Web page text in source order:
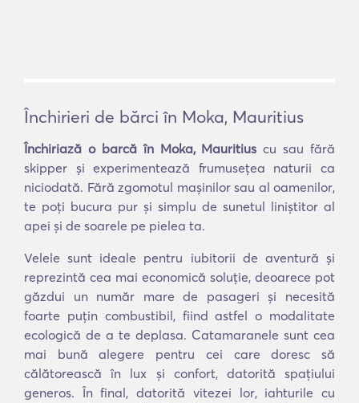
Închirieri de bărci în Moka, Mauritius
Închiriază o barcă în Moka, Mauritius cu sau fără
skipper și experimentează frumusețea naturii ca
niciodată. Fără zgomotul mașinilor sau al oamenilor,
te poți bucura pur și simplu de sunetul liniștitor al
apei și de soarele pe pielea ta.
Velele sunt ideale pentru iubitorii de aventură și
reprezintă cea mai economică soluție, deoarece pot
găzdui un număr mare de pasageri și necesită
foarte puțin combustibil, fiind astfel o modalitate
ecologică de a te deplasa. Catamaranele sunt cea
mai bună alegere pentru cei care doresc să
călătorească în lux și confort, datorită spațiului
generos. În final, datorită vitezei lor, iahturile cu